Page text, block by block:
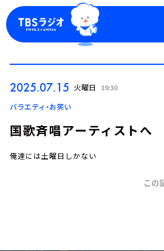
ログイン
2025.07.15 火曜日 19:30
バラエティ・お笑い
国歌斉唱アーティストへ
俺達には土曜日しかない
この